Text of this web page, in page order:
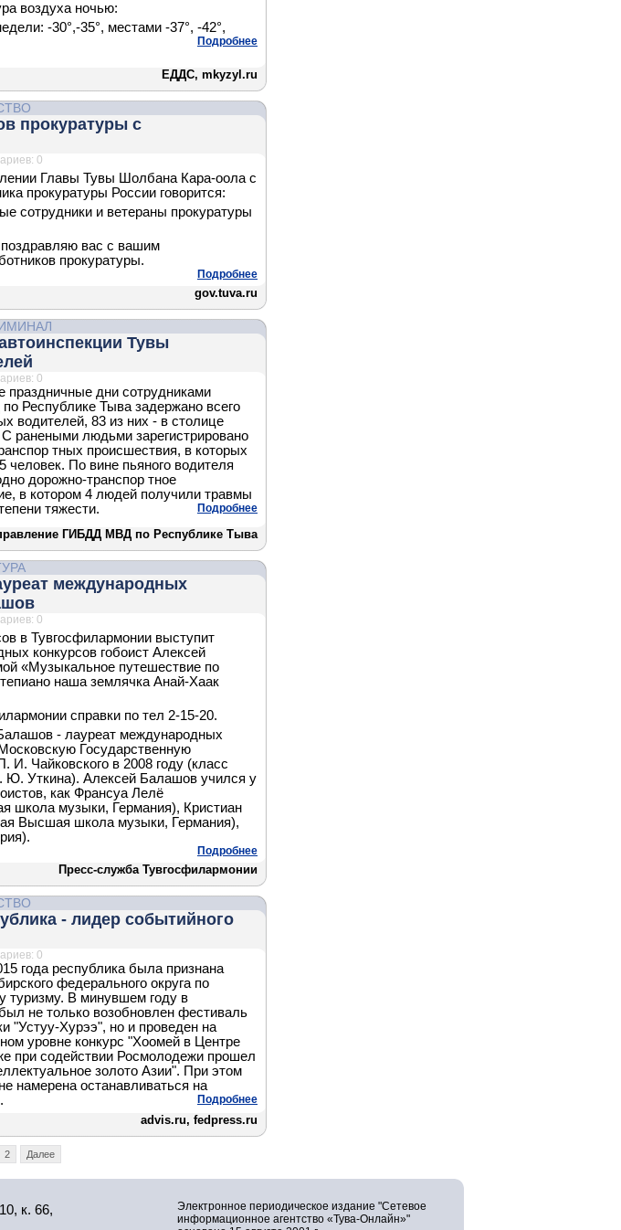
воздуха ночью:
-30°,-35°, местами -37°, -42°,
Подробнее
ЕДДС, mkyzyl.ru
прокуратуры с
0
Главы Тувы Шолбана Кара-оола с
прокуратуры России говорится:
сотрудники и ветераны прокуратуры
вас с вашим
прокуратуры.
Подробнее
gov.tuva.ru
Тувы
0
праздничные дни сотрудниками
Республике Тыва задержано всего
водителей, 83 из них - в столице
С ранеными людьми зарегистрировано
тных происшествия, в которых
человек. По вине пьяного водителя
дорожно-транспор тное
в котором 4 людей получили травмы
тяжести.
Подробнее
ГИБДД МВД по Республике Тыва
международных
0
в Тувгосфилармонии выступит
конкурсов гобоист Алексей
«Музыкальное путешествие по
наша землячка Анай-Хаак
справки по тел 2-15-20.
- лауреат международных
Государственную
И. Чайковского в 2008 году (класс
Ю. Уткина). Алексей Балашов учился у
как Франсуа Лелё
школа музыки, Германия), Кристиан
Высшая школа музыки, Германия),
Подробнее
Пресс-служба Тувгосфилармонии
- лидер событийного
0
года республика была признана
федерального округа по
туризму. В минувшем году в
не только возобновлен фестиваль
"Устуу-Хурээ", но и проведен на
уровне конкурс "Хоомей в Центре
при содействии Росмолодежи прошел
золото Азии". При этом
намерена останавливаться на
Подробнее
advis.ru, fedpress.ru
2 Далее
к. 66,
Электронное периодическое издание "Сетевое
информационное агентство «Тува-Онлайн»"